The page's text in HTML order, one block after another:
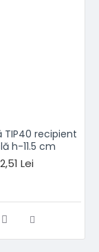
TIP40 recipient
h-11.5 cm
2,51 Lei